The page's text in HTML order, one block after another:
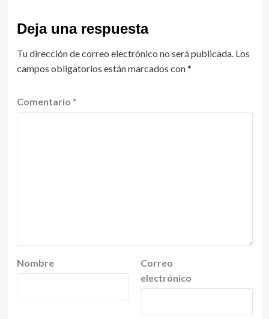
Deja una respuesta
Tu dirección de correo electrónico no será publicada. Los
campos obligatorios están marcados con*
Comentario *
Nombre
Correo
electrónico